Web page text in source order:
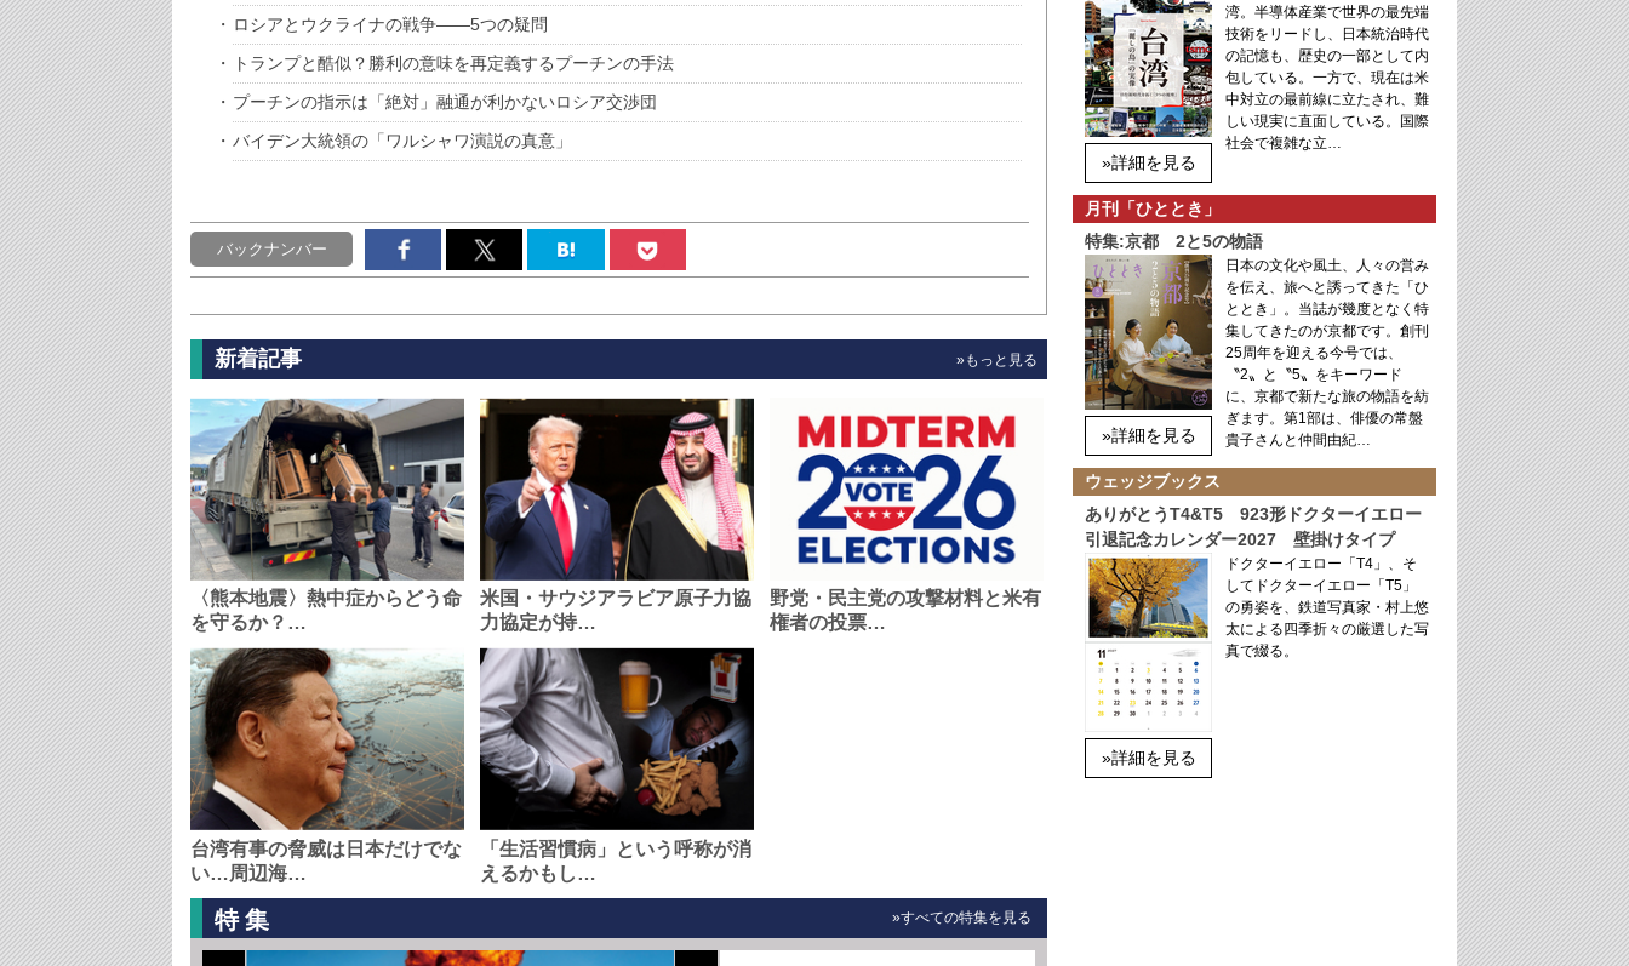
ロシアとウクライナの戦争――5つの疑問
トランプと酷似？勝利の意味を再定義するプーチンの手法
プーチンの指示は「絶対」融通が利かないロシア交渉団
バイデン大統領の「ワルシャワ演説の真意」
バックナンバー
新着記事 »もっと見る
〈熊本地震〉熱中症からどう命
を守るか？…
米国・サウジアラビア原子力協
力協定が持…
野党・民主党の攻撃材料と米有
権者の投票…
台湾有事の脅威は日本だけでな
い…周辺海…
「生活習慣病」という呼称が消
えるかもし…
特集 »すべての特集を見る
»詳細を見る
湾。半導体産業で世界の最先端
技術をリードし、日本統治時代
の記憶も、歴史の一部として内
包している。一方で、現在は米
中対立の最前線に立たされ、難
しい現実に直面している。国際
社会で複雑な立…
月刊「ひととき」
特集:京都 2と5の物語
»詳細を見る
日本の文化や風土、人々の営み
を伝え、旅へと誘ってきた「ひ
ととき」。当誌が幾度となく特
集してきたのが京都です。創刊
25周年を迎える今号では、
〝2〟と〝5〟をキーワード
に、京都で新たな旅の物語を紡
ぎます。第1部は、俳優の常盤
貴子さんと仲間由紀…
ウェッジブックス
ありがとうT4&T5 923形ドクターイエロー
引退記念カレンダー2027 壁掛けタイプ
»詳細を見る
ドクターイエロー「T4」、そ
してドクターイエロー「T5」
の勇姿を、鉄道写真家・村上悠
太による四季折々の厳選した写
真で綴る。